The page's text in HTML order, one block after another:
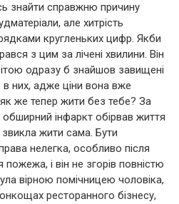
знайти справжню причину
але хитрість
кругленьких цифр. Якби
з цим за лічені хвилини. Він
одразу б знайшов завищені
них, адже ціни вона вже
же тепер жити без тебе? За
інфаркт обірвав життя
звикла жити сама. Бути
нелегка, особливо після
пожежа, і він не згорів повністю
вірною помічницею чоловіка,
ресторанного бізнесу,